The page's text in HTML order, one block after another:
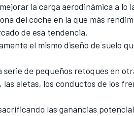
la carga aerodinámica a lo
del coche en la que más
de esa tendencia.
el mismo diseño de suelo
de pequeños retoques en
aletas, los conductos de los
las ganancias